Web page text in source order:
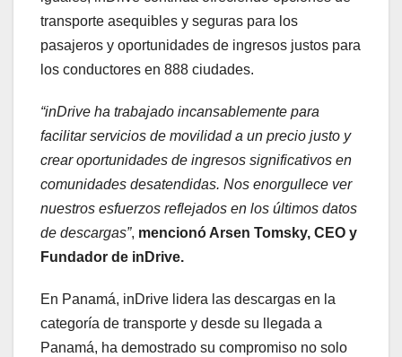
transporte asequibles y seguras para los
pasajeros y oportunidades de ingresos justos para
los conductores en 888 ciudades.
“inDrive ha trabajado incansablemente para
facilitar servicios de movilidad a un precio justo y
crear oportunidades de ingresos significativos en
comunidades desatendidas. Nos enorgullece ver
nuestros esfuerzos reflejados en los últimos datos
de descargas”, mencionó Arsen Tomsky, CEO y
Fundador de inDrive.
En Panamá, inDrive lidera las descargas en la
categoría de transporte y desde su llegada a
Panamá, ha demostrado su compromiso no solo